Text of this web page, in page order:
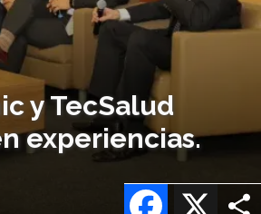
y TecSalud
experiencias.
X
Facebook